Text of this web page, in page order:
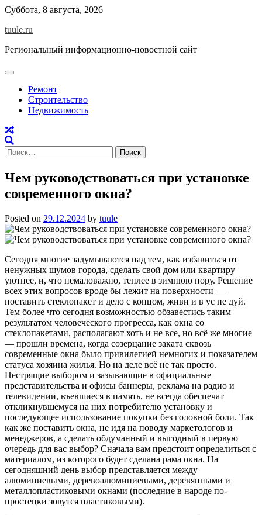
Skip
content
Суббота, 8 августа, 2026
tuule.ru
Региональный информационно-новостной сайт
Ремонт
Строительство
Недвижимость
Найти:
Чем руководствоваться при установке
современного окна?
Posted on 29.12.2024 by tuule
Сегодня многие задумываются над тем, как избавиться от
ненужных шумов города, сделать свой дом или квартиру
уютнее, и, что немаловажно, теплее в зимнюю пору. Решение
всех этих вопросов вроде бы лежит на поверхности —
поставить стеклопакет и дело с концом, живи и в ус не дуй.
Тем более что сегодня возможностью обзавестись таким
результатом человеческого прогресса, как окна со
стеклопакетами, располагают хоть и не все, но всё же многие
— прошли времена, когда созерцание заката сквозь
современные окна было привилегией немногих и показателем
статуса хозяина жилья. Но на деле всё не так просто.
Пестрящие выбором и зазывающие в официальные
представительства и офисы баннеры, реклама на радио и
телевидении, въевшиеся в память, не всегда обеспечат
откликнувшемуся на них потребителю установку и
последующее использование покупки без головной боли. Так
как же поставить окна, не идя на поводу маркетологов и
менеджеров, а сделать обдуманный и выгодный в первую
очередь для вас выбор? Сначала вам предстоит определиться с
материалом, из которого будет сделана рама окна. На
сегодняшний день выбор представляется между
алюминиевыми, деревоалюминиевыми, деревянными и
металлопластиковыми окнами (последние в народе по-
простецки зовутся пластиковыми).